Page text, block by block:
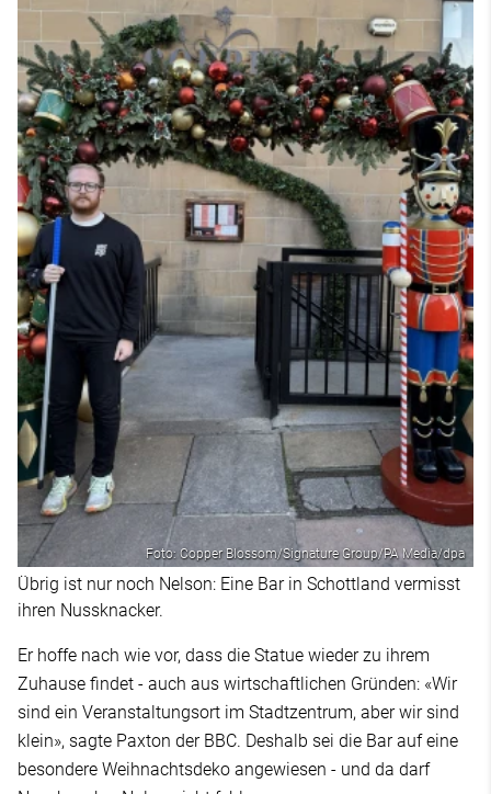
Foto: Copper Blossom/Signature Group/PA Media/dpa
Übrig ist nur noch Nelson: Eine Bar in Schottland vermisst
ihren Nussknacker.
Er hoffe nach wie vor, dass die Statue wieder zu ihrem
Zuhause findet - auch aus wirtschaftlichen Gründen: «Wir
sind ein Veranstaltungsort im Stadtzentrum, aber wir sind
klein», sagte Paxton der BBC. Deshalb sei die Bar auf eine
besondere Weihnachtsdeko angewiesen - und da darf